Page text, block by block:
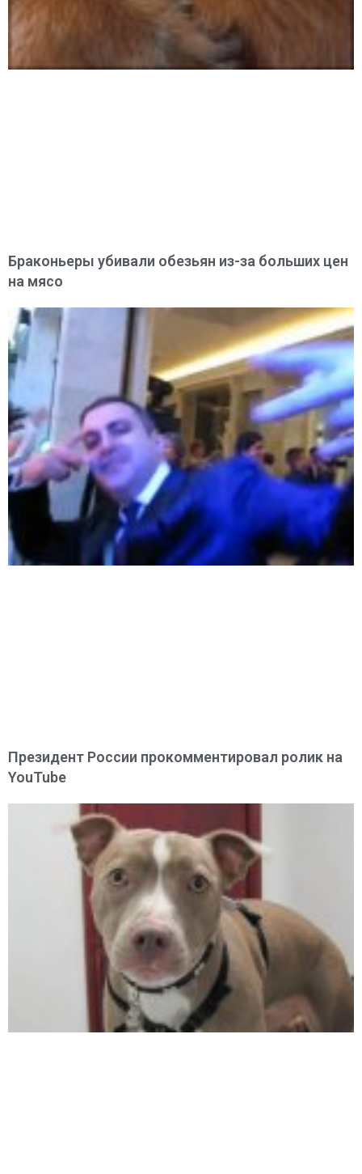
Браконьеры убивали обезьян из-за больших цен
на мясо
Президент России прокомментировал ролик на
YouTube